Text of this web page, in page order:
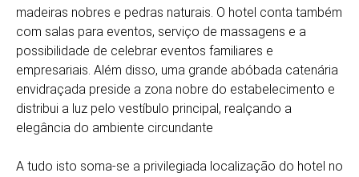
madeiras nobres e pedras naturais. O hotel conta também
com salas para eventos, serviço de massagens e a
possibilidade de celebrar eventos familiares e
empresariais. Além disso, uma grande abóbada catenária
envidraçada preside a zona nobre do estabelecimento e
distribui a luz pelo vestíbulo principal, realçando a
elegância do ambiente circundante
A tudo isto soma-se a privilegiada localização do hotel no